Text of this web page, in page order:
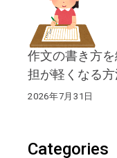
作文の書き方
担が軽くなる方
2026年7月31日
Categories